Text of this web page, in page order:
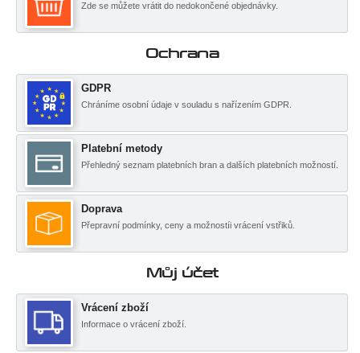
Zde se můžete vrátit do nedokončené objednávky.
Ochrana
GDPR
Chráníme osobní údaje v souladu s nařízením GDPR.
Platební metody
Přehledný seznam platebních bran a dalších platebních možností.
Doprava
Přepravní podmínky, ceny a možnostíi vrácení vstřiků.
Můj účet
Vrácení zboží
Informace o vrácení zboží.